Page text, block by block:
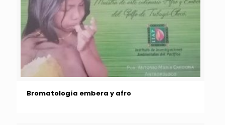
Bromatología embera y afro